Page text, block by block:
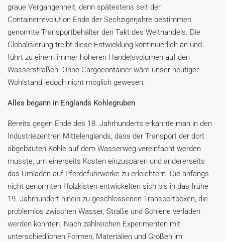
graue Vergangenheit, denn spätestens seit der
Containerrevolution Ende der Sechzigerjahre bestimmen
genormte Transportbehälter den Takt des Welthandels. Die
Globalisierung treibt diese Entwicklung kontinuierlich an und
führt zu einem immer höheren Handelsvolumen auf den
Wasserstraßen. Ohne Cargocontainer wäre unser heutiger
Wohlstand jedoch nicht möglich gewesen.
Alles begann in Englands Kohlegruben
Bereits gegen Ende des 18. Jahrhunderts erkannte man in den
Industriezentren Mittelenglands, dass der Transport der dort
abgebauten Kohle auf dem Wasserweg vereinfacht werden
musste, um einerseits Kosten einzusparen und andererseits
das Umladen auf Pferdefuhrwerke zu erleichtern. Die anfangs
nicht genormten Holzkisten entwickelten sich bis in das frühe
19. Jahrhundert hinein zu geschlossenen Transportboxen, die
problemlos zwischen Wasser, Straße und Schiene verladen
werden konnten. Nach zahlreichen Experimenten mit
unterschiedlichen Formen, Materialien und Größen im